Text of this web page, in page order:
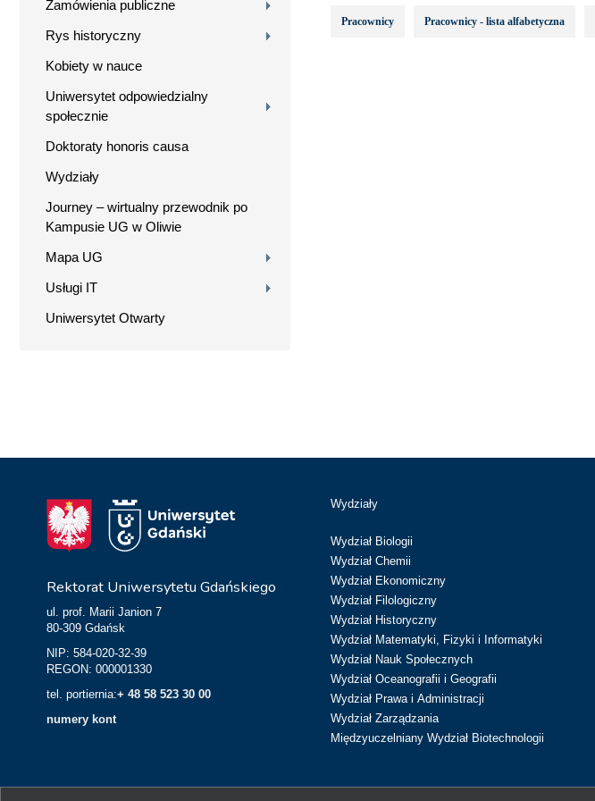
Zamówienia publiczne
Rys historyczny
Kobiety w nauce
Uniwersytet odpowiedzialny
społecznie
Doktoraty honoris causa
Wydziały
Journey – wirtualny przewodnik po
Kampusie UG w Oliwie
Mapa UG
Usługi IT
Uniwersytet Otwarty
Pracownicy Pracownicy - lista alfabetyczna
Rektorat Uniwersytetu Gdańskiego
ul. prof. Marii Janion 7
80-309 Gdańsk
NIP: 584-020-32-39
REGON: 000001330
tel. portiernia:+ 48 58 523 30 00
numery kont
Wydziały
Wydział Biologii
Wydział Chemii
Wydział Ekonomiczny
Wydział Filologiczny
Wydział Historyczny
Wydział Matematyki, Fizyki i Informatyki
Wydział Nauk Społecznych
Wydział Oceanografii i Geografii
Wydział Prawa i Administracji
Wydział Zarządzania
Międzyuczelniany Wydział Biotechnologii